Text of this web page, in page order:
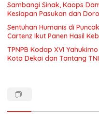
Sambangi Sinak, Kaops
Kesiapan Pasukan dan
Sentuhan Humanis di
Cartenz Ikut Panen Hasil
TPNPB Kodap XVI
Kota Dekai dan Tantang